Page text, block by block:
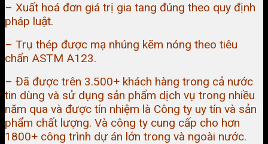
– Xuất hoá đơn giá trị gia tang đúng theo quy định
pháp luật.
– Trụ thép được mạ nhúng kẽm nóng theo tiêu
chẩn ASTM A123.
– Đã được trên 3.500+ khách hàng trong cả nước
tin dùng và sử dụng sản phẩm dịch vụ trong nhiều
năm qua và được tín nhiệm là Công ty uy tín và sản
phẩm chất lượng. Và công ty cung cấp cho hơn
1800+ công trình dự án lớn trong và ngoài nước.